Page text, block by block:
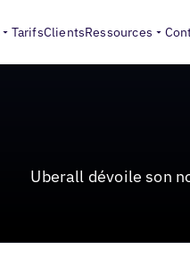
TarifsClientsRessources
dévoile son nouveau
Uberall dévoile son